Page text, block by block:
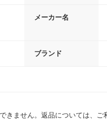
メーカー名
ブランド
きません。返品については、